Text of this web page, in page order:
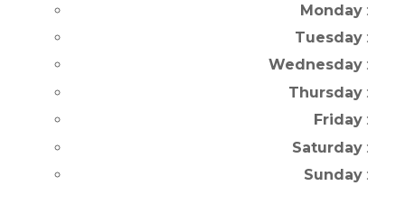
Monday :
Tuesday :
Wednesday :
Thursday :
Friday :
Saturday :
Sunday :